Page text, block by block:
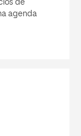
de
agenda